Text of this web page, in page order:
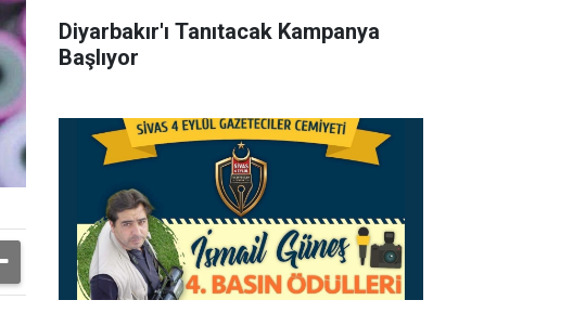
Diyarbakır'ı Tanıtacak Kampanya
Başlıyor